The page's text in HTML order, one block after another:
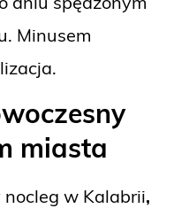
Minusem
miasta
w Kalabrii,